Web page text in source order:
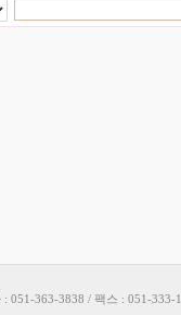
051-363-3838 / 팩스 : 051-333-